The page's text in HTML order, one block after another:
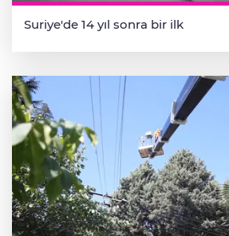
Suriye'de 14 yıl sonra bir ilk